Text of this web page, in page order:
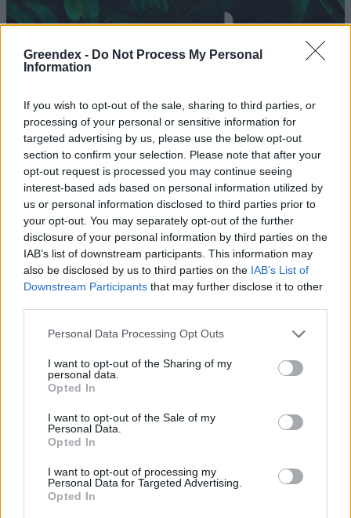
Greendex - Do Not Process My Personal
Information
If you wish to opt-out of the sale, sharing to third parties, or
processing of your personal or sensitive information for
targeted advertising by us, please use the below opt-out
section to confirm your selection. Please note that after your
opt-out request is processed you may continue seeing
interest-based ads based on personal information utilized by
us or personal information disclosed to third parties prior to
your opt-out. You may separately opt-out of the further
disclosure of your personal information by third parties on the
IAB’s list of downstream participants. This information may
also be disclosed by us to third parties on the IAB’s List of
Downstream Participants that may further disclose it to other
Personal Data Processing Opt Outs
I want to opt-out of the Sharing of my
personal data.
Opted In
I want to opt-out of the Sale of my
Personal Data.
Opted In
I want to opt-out of processing my
Personal Data for Targeted Advertising.
Opted In
A higiéniai termékek terén is
növelni kell az újrahasznosítás
mértékét
Greendex Szemle
Mit tehetünk, hogy ne árasszanak
el mindent a nedves törlőkendők?
Greendex szemle
aki nem szeret felmosni
Greendex szemle